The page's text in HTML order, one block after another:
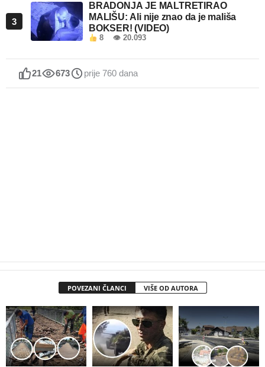
3
BRADONJA JE MALTRETIRAO
MALIŠU: Ali nije znao da je mališa
BOKSER! (VIDEO)
8 👁 20.093
21 673 prije 760 dana
POVEZANI ČLANCI VIŠE OD AUTORA